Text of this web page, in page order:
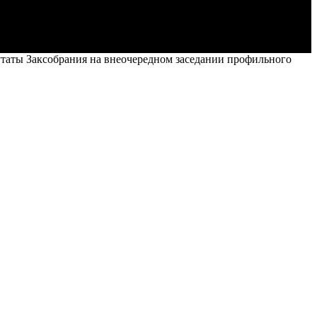
Заксобрания на внеочередном заседании профильного